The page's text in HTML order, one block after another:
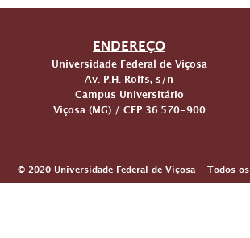
ENDEREÇO
Universidade Federal de Viçosa
Av. P.H. Rolfs, s/n
Campus Universitário
Viçosa (MG) / CEP 36.570-900
© 2020 Universidade Federal de Viçosa - Todos